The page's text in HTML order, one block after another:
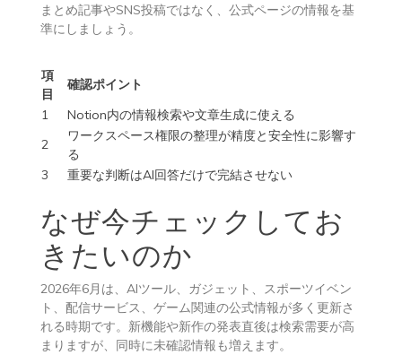
まとめ記事やSNS投稿ではなく、公式ページの情報を基
準にしましょう。
項
目
確認ポイント
1
Notion内の情報検索や文章生成に使える
2
ワークスペース権限の整理が精度と安全性に影響す
る
3
重要な判断はAI回答だけで完結させない
なぜ今チェックしてお
きたいのか
2026年6月は、AIツール、ガジェット、スポーツイベン
ト、配信サービス、ゲーム関連の公式情報が多く更新さ
れる時期です。新機能や新作の発表直後は検索需要が高
まりますが、同時に未確認情報も増えます。